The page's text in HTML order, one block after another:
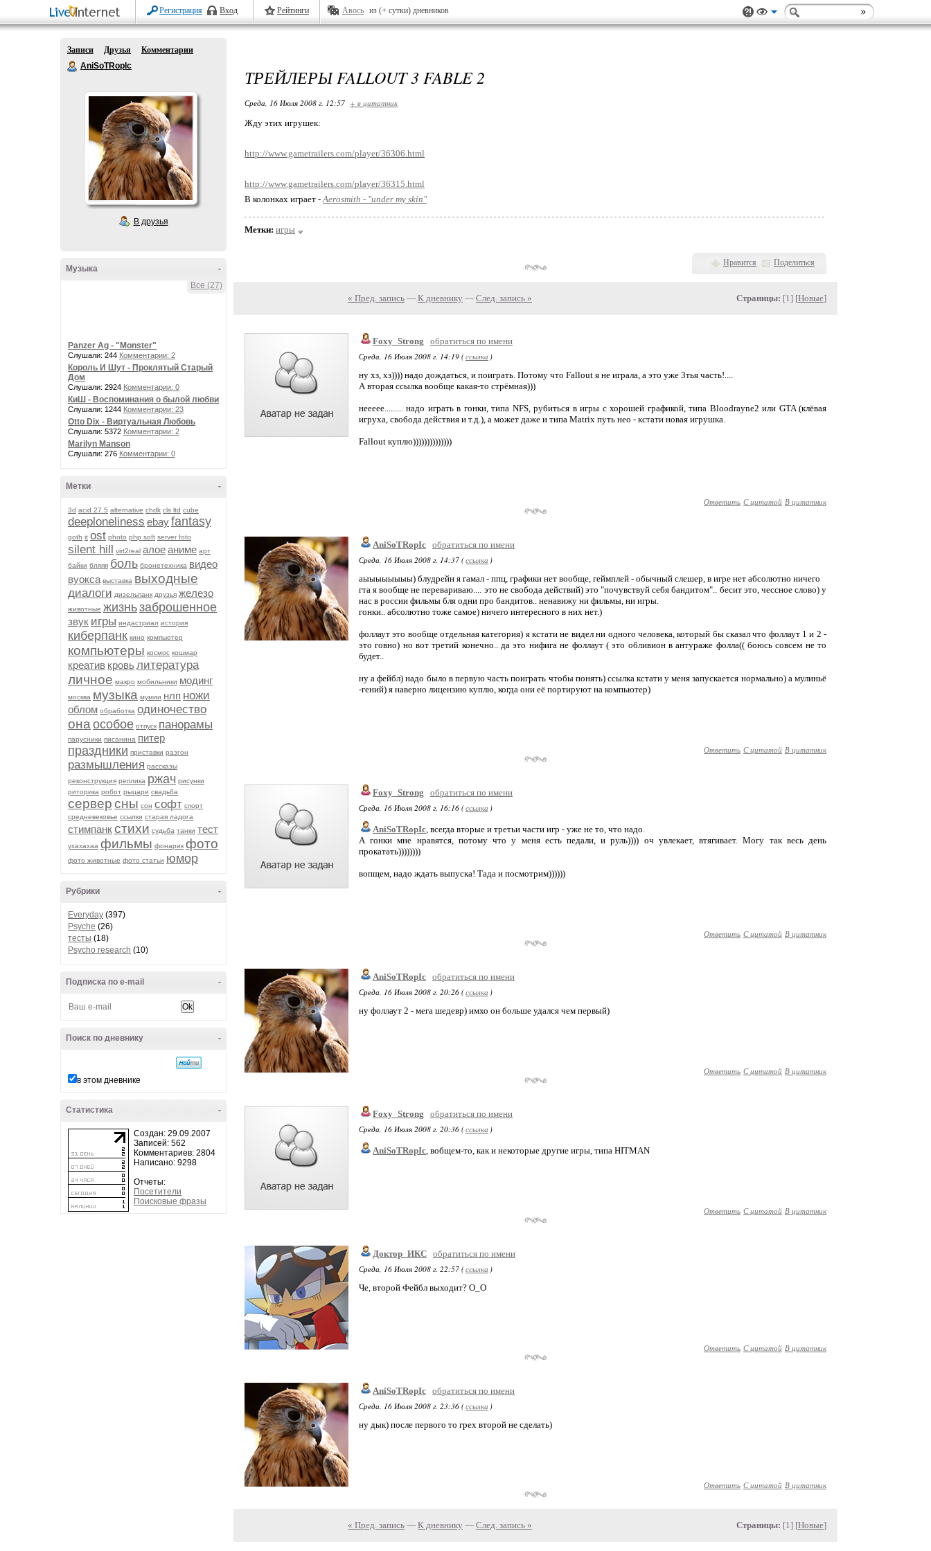
Регистрация Вход Рейтинги Авось из (+ сутки) дневников
Записи Друзья
Комментарии
AniSoTRopIc
В друзья
-
Музыка
Все (27)
Panzer Ag - "Monster"
Слушали: 244 Комментарии: 2
Король И Шут - Проклятый Старый
Дом
Слушали: 2924 Комментарии: 0
КиШ - Воспоминания о былой любви
Слушали: 1244 Комментарии: 23
Otto Dix - Виртуальная Любовь
Слушали: 5372 Комментарии: 2
Marilyn Manson
Слушали: 276 Комментарии: 0
-
Метки
3d acid 27.5 alternative chdk cls ltd cube
deeploneliness ebayfantasy
goth it ost photo php soft server foto
silent hill virt2real алоеаниме арт
байки бляяя боль бронетехника видео
вуокса выставка выходные
диалоги дизельпанк друзья железо
животные жизньзаброшенное
звук игры индастриал история
киберпанк кино компьютер
компьютеры космос кошмар
креатив кровьлитература
личное макро мобильники модинг
москва музыка мумии нлп ножи
облом обработка одиночество
она особое отпуск панорамы
парусники писанина питер
праздники приставки разгон
размышления рассказы
реконструкция реплика ржач рисунки
риторика робот рыцари свадьба
серверсны сон софт спорт
средневековье ссылки старая ладога
стимпанкстихи судьба танки тест
ухахахаа фильмы фонарик фото
фото животные фото статьи юмор
-
Рубрики
Everyday (397)
Psyche (26)
тесты (18)
Psycho research (10)
-
Подписка по e-mail
-
Поиск по дневнику
в этом дневнике
-
Статистика
Создан: 29.09.2007
Записей: 562
Комментариев: 2804
Написано: 9298
Отчеты:
Посетители
Поисковые фразы
ТРЕЙЛЕРЫ FALLOUT 3 FABLE 2
Среда, 16 Июля 2008 г. 12:57 + в цитатник
Жду этих игрушек:
http://www.gametrailers.com/player/36306.html
http://www.gametrailers.com/player/36315.html
В колонках играет -Aerosmith - "under my skin"
Метки: игры
Нравится Поделиться
« Пред. запись — К дневнику — След. запись » Страницы: [1] [Новые]
Foxy_Strong
обратиться по имени
Среда, 16 Июля 2008 г. 14:19 (ссылка )
ну хз, хз)))) надо дождаться, и поиграть. Потому что Fallout я не играла, а это уже 3тья часть!....
А вторая ссылка вообще какая-то стрёмная)))
неееее......... надо играть в гонки, типа NFS, рубиться в игры с хорошей графикой, типа Bloodrayne2 или GTA (клёвая
игруха, свобода действия и т.д.), а может даже и типа Matrix путь нео - кстати новая игрушка.
Fallout куплю))))))))))))))
Ответить С цитатой В цитатник
AniSoTRopIc обратиться по имени
Среда, 16 Июля 2008 г. 14:37 (ссылка )
аыыыыыыыы) блудрейн я гамал - ппц, графики нет вообще, геймплей - обычный слешер, в игре нет абсолютно ничего
гта я вообще не перевариваю.... это не свобода действий) это "почувствуй себя бандитом".. бесит это, чессное слово) у
нас в россии фильмы бля одни про бандитов.. ненавижу ни фильмы, ни игры.
гонки.. абсолютно тоже самое) ничего интересного в них нет.)
фоллаут это вообще отдельная категория) я кстати не видел ни одного человека, который бы сказал что фоллаут 1 и 2 -
это говно) но вот третий конечно.. да это нифига не фоллаут ( это обливион в антураже фолла(( боюсь совсем не то
будет..
ну а фейбл) надо было в первую часть поиграть чтобы понять) ссылка кстати у меня запускается нормально) а мулиньё
-гений) я наверно лицензию куплю, когда они её портируют на компьютер)
Ответить С цитатой В цитатник
Foxy_Strong
обратиться по имени
Среда, 16 Июля 2008 г. 16:16 (ссылка )
AniSoTRopIc, всегда вторые и третьи части игр - уже не то, что надо.
А гонки мне нравятся, потому что у меня есть педали, и руль)))) оч увлекает, втягивает. Могу так весь день
прокатать))))))))
вопщем, надо ждать выпуска! Тада и посмотрим))))))
Ответить С цитатой В цитатник
AniSoTRopIc обратиться по имени
Среда, 16 Июля 2008 г. 20:26 (ссылка )
ну фоллаут 2 - мега шедевр) имхо он больше удался чем первый)
Ответить С цитатой В цитатник
Foxy_Strong
обратиться по имени
Среда, 16 Июля 2008 г. 20:36 (ссылка )
AniSoTRopIc, вобщем-то, как и некоторые другие игры, типа HITMAN
Ответить С цитатой В цитатник
Доктор_ИКС обратиться по имени
Среда, 16 Июля 2008 г. 22:57 (ссылка )
Че, второй Фейбл выходит? О_О
Ответить С цитатой В цитатник
AniSoTRopIc обратиться по имени
Среда, 16 Июля 2008 г. 23:36 (ссылка )
ну дык) после первого то грех второй не сделать)
Ответить С цитатой В цитатник
« Пред. запись — К дневнику — След. запись » Страницы: [1] [Новые]